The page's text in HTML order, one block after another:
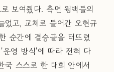
보여줬다. 측면 윙백들의
었고, 교체로 들어간 오현규
순간에 결승골을 터뜨렸
영 방식'에 따라 전혀 다
스스로 한 대회 안에서